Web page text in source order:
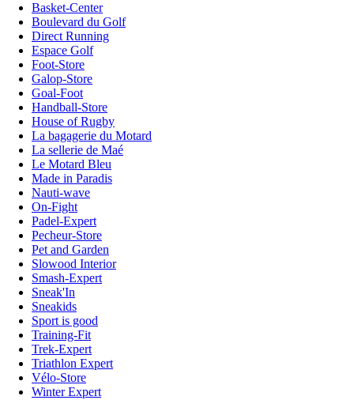
Basket-Center
Boulevard du Golf
Direct Running
Espace Golf
Foot-Store
Galop-Store
Goal-Foot
Handball-Store
House of Rugby
La bagagerie du Motard
La sellerie de Maé
Le Motard Bleu
Made in Paradis
Nauti-wave
On-Fight
Padel-Expert
Pecheur-Store
Pet and Garden
Slowood Interior
Smash-Expert
Sneak'In
Sneakids
Sport is good
Training-Fit
Trek-Expert
Triathlon Expert
Vélo-Store
Winter Expert